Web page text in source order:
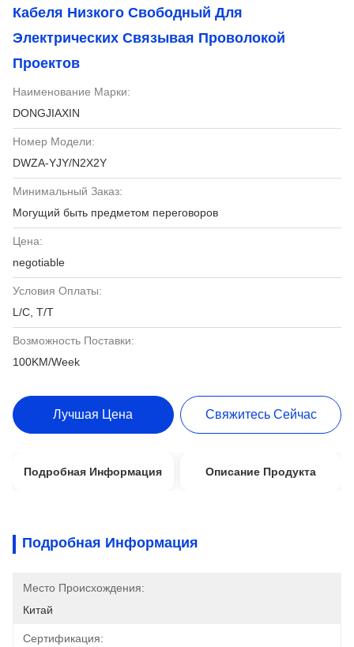
Кабеля Низкого Свободный Для
Электрических Связывая Проволокой
Проектов
Наименование Марки:
DONGJIAXIN
Номер Модели:
DWZA-YJY/N2X2Y
Минимальный Заказ:
Могущий быть предметом переговоров
Цена:
negotiable
Условия Оплаты:
L/C, T/T
Возможность Поставки:
100KM/Week
Лучшая Цена Свяжитесь Сейчас
Подробная Информация Описание Продукта
Подробная Информация
Место Происхождения:
Китай
Сертификация: